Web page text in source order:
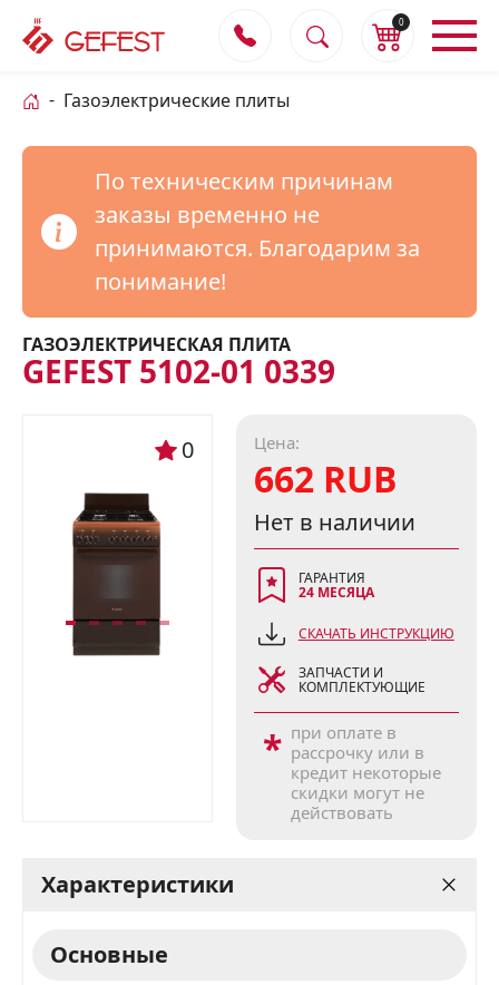
0
Газоэлектрические плиты
По техническим причинам
заказы временно не
принимаются. Благодарим за
понимание!
ГАЗОЭЛЕКТРИЧЕСКАЯ ПЛИТА
GEFEST 5102-01 0339
0 Цена:
662 RUB
Нет в наличии
ГАРАНТИЯ
24 МЕСЯЦА
СКАЧАТЬ ИНСТРУКЦИЮ
ЗАПЧАСТИ И
КОМПЛЕКТУЮЩИЕ
* при оплате в
рассрочку или в
кредит некоторые
скидки могут не
действовать
Характеристики
Основные